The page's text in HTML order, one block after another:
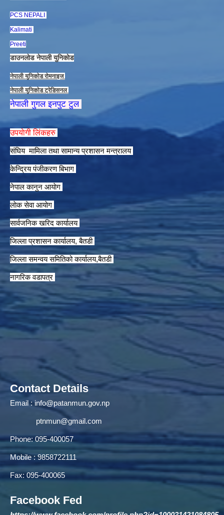
PCS NEPALI
Kalimati
Preeti
डाउनलाेड नेपाली युनिकाेड
नेपाली युनिकाेड राेमनाइज
नेपाली युनिकाेड ट्रेडिसनल
नेपाली गुगल इनपुट टुल
उपयाेगी लिंकहरु
संघिय मामिला तथा सामान्य प्रशासन मन्त्रालय
केन्द्रिय पंजीकरण बिभाग
नेपाल कानुन आयाेग
लाेक सेवा आयाेग
सार्वजनिक खरिद कार्यालय
जिल्ला प्रशासन कार्यालय, बैतडी
जिल्ला समन्वय समितिको कार्यालय,बैतडी
नागरिक वडापत्र
Contact Details
Email :info@patanmun.gov.np
ptnmun@gmail.com
Phone: 095-400057
Mobile : 9858722111
Fax: 095-400065
Facebook Fed